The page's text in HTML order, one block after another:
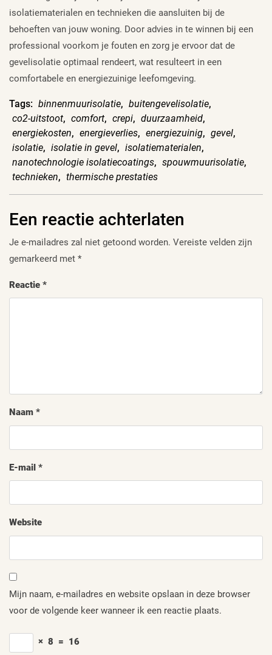
isolatiematerialen en technieken die aansluiten bij de
behoeften van jouw woning. Door advies in te winnen bij een
professional voorkom je fouten en zorg je ervoor dat de
gevelisolatie optimaal rendeert, wat resulteert in een
comfortabele en energiezuinige leefomgeving.
Tags: binnenmuurisolatie, buitengevelisolatie,
co2-uitstoot, comfort, crepi, duurzaamheid,
energiekosten, energieverlies, energiezuinig, gevel,
isolatie, isolatie in gevel, isolatiematerialen,
nanotechnologie isolatiecoatings, spouwmuurisolatie,
technieken, thermische prestaties
Een reactie achterlaten
Je e-mailadres zal niet getoond worden. Vereiste velden zijn
gemarkeerd met *
Reactie *
Naam *
E-mail *
Website
Mijn naam, e-mailadres en website opslaan in deze browser
voor de volgende keer wanneer ik een reactie plaats.
× 8 = 16